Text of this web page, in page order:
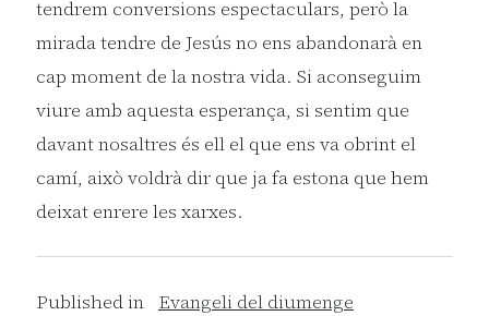
tendrem conversions espectaculars, però la
mirada tendre de Jesús no ens abandonarà en
cap moment de la nostra vida. Si aconseguim
viure amb aquesta esperança, si sentim que
davant nosaltres és ell el que ens va obrint el
camí, això voldrà dir que ja fa estona que hem
deixat enrere les xarxes.
Published in Evangeli del diumenge